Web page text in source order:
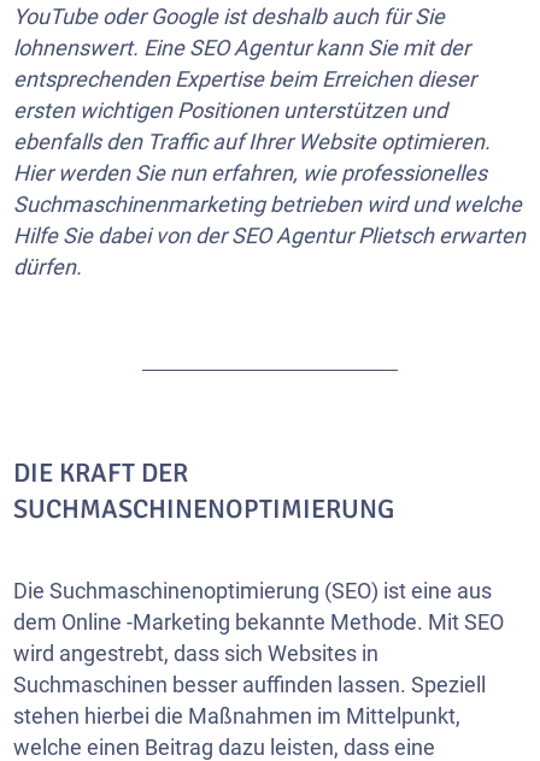
YouTubeoder Google ist deshalb auch für Sie
lohnenswert. Eine SEO Agentur kann Sie mit der
entsprechenden Expertise beim Erreichen dieser
ersten wichtigen Positionen unterstützen und
ebenfalls den Traffic auf Ihrer Website optimieren.
Hier werden Sie nun erfahren, wie professionelles
Suchmaschinenmarketing betrieben wird und welche
Hilfe Sie dabei von der SEO Agentur Plietsch erwarten
dürfen.
DIE KRAFT DER
SUCHMASCHINENOPTIMIERUNG
Die Suchmaschinenoptimierung (SEO) ist eine aus
dem Online -Marketing bekannte Methode. Mit SEO
wird angestrebt, dass sich Websites in
Suchmaschinen besser auffinden lassen. Speziell
stehen hierbei die Maßnahmen im Mittelpunkt,
welche einen Beitrag dazu leisten, dass eine